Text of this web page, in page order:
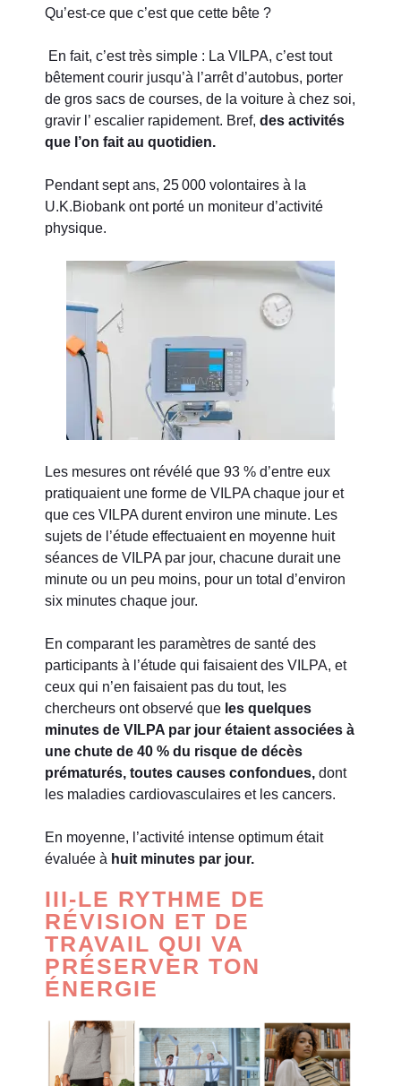
Qu’est-ce que c’est que cette bête ?
En fait, c’est très simple : La VILPA, c’est tout
bêtement courir jusqu’à l’arrêt d’autobus, porter
de gros sacs de courses, de la voiture à chez soi,
gravir l’ escalier rapidement. Bref, des activités
que l’on fait au quotidien.
Pendant sept ans, 25 000 volontaires à la
U.K.Biobank ont porté un moniteur d’activité
physique.
Les mesures ont révélé que 93 % d’entre eux
pratiquaient une forme de VILPA chaque jour et
que ces VILPA durent environ une minute. Les
sujets de l’étude effectuaient en moyenne huit
séances de VILPA par jour, chacune durait une
minute ou un peu moins, pour un total d’environ
six minutes chaque jour.
En comparant les paramètres de santé des
participants à l’étude qui faisaient des VILPA, et
ceux qui n’en faisaient pas du tout, les
chercheurs ont observé que les quelques
minutes de VILPA par jour étaient associées à
une chute de 40 % du risque de décès
prématurés, toutes causes confondues, dont
les maladies cardiovasculaires et les cancers.
En moyenne, l’activité intense optimum était
évaluée à huit minutes par jour.
III-LE RYTHME DE
RÉVISION ET DE
TRAVAIL QUI VA
PRÉSERVER TON
ÉNERGIE